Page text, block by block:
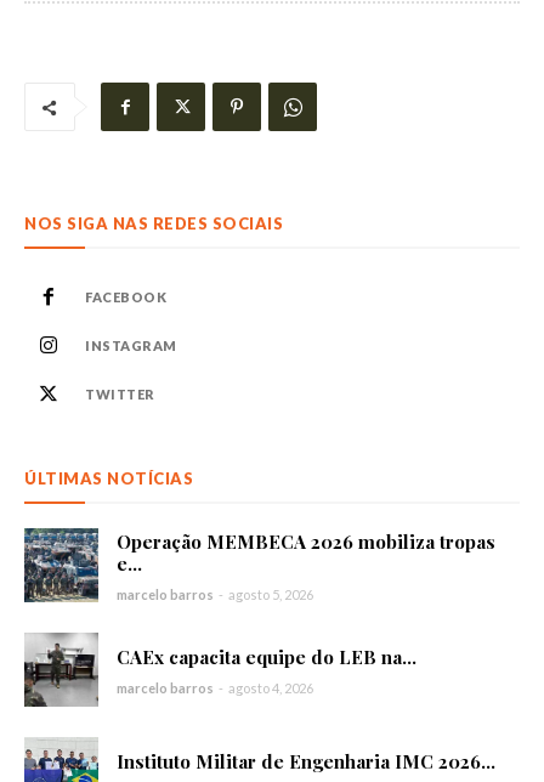
NOS SIGA NAS REDES SOCIAIS
FACEBOOK
INSTAGRAM
TWITTER
ÚLTIMAS NOTÍCIAS
Operação MEMBECA 2026 mobiliza tropas
e...
marcelo barros - agosto 5, 2026
CAEx capacita equipe do LEB na...
marcelo barros - agosto 4, 2026
Instituto Militar de Engenharia IMC 2026...